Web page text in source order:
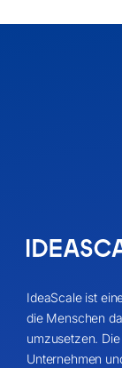
IdeaScale ist
die Menschen
umzusetzen.
Unternehmen